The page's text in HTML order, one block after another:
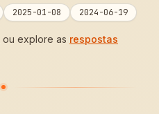
2025-01-08 2024-06-19
ou explore as respostas